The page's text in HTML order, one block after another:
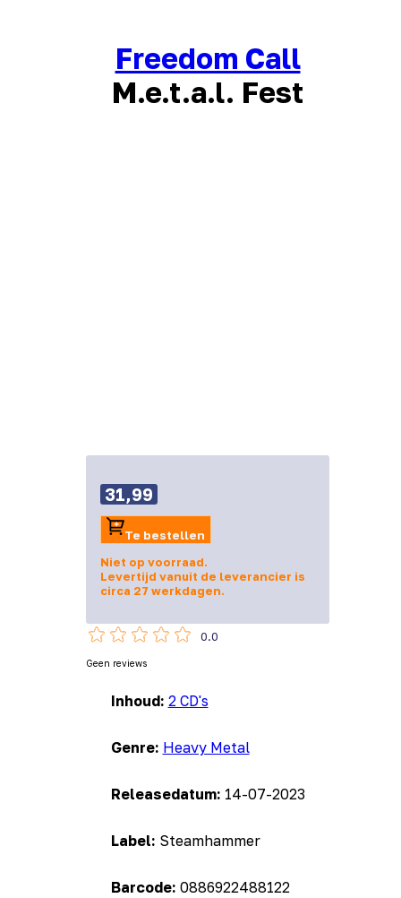
Freedom Call
M.e.t.a.l. Fest
Inhoud: 2 CD's
Genre: Heavy Metal
Releasedatum: 14-07-2023
Label: Steamhammer
Barcode: 0886922488122
31,99
Te bestellen
Niet op voorraad.
Levertijd vanuit de leverancier is
circa 27 werkdagen.
0.0
Geen reviews